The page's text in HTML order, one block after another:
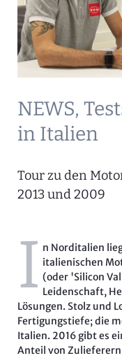
NEWS,
in Italien
Tour zu den
2013 und 2009
I n Norditalien
italienischen
(oder 'Silicon
Leidenschaft,
Lösungen. Stolz und
Fertigungstiefe; die
Italien. 2016 gibt es
Anteil von